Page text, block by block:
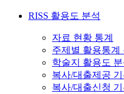
RISS 활용도 분석
자료 현황 통계
주제별 활용통계
학술지 활용도 분
복사/대출제공
복사/대출신청